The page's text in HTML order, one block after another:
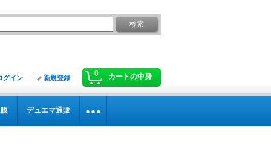
0 カートの中身
グイン 新規登録
デュエマ通販